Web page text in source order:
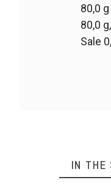
80,0
80,0
Sale
IN THE